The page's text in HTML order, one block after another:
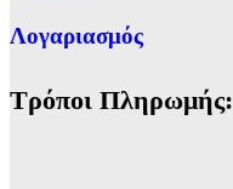
Λογαριασμός
Τρόποι Πληρωμής: